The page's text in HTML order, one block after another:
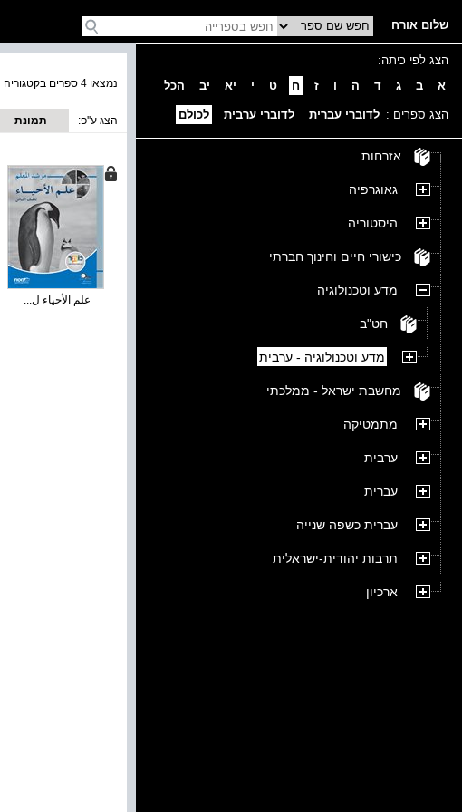
שלום אורח
הצג לפי כיתה:
א
ב ג ד ה ו ז ח ט י יא יב הכל
הצג ספרים : לדוברי עברית לדוברי ערבית לכולם
אזרחות
גאוגרפיה
היסטוריה
כישורי חיים וחינוך חברתי
מדע וטכנולוגיה
חט"ב
מדע וטכנולוגיה - ערבית
מחשבת ישראל - ממלכתי
מתמטיקה
ערבית
עברית
עברית כשפה שנייה
תרבות יהודית-ישראלית
ארכיון
נמצאו 4 ספרים בקטגוריה
הצג ע''פ:
תמונת
علم الأحياء ل...